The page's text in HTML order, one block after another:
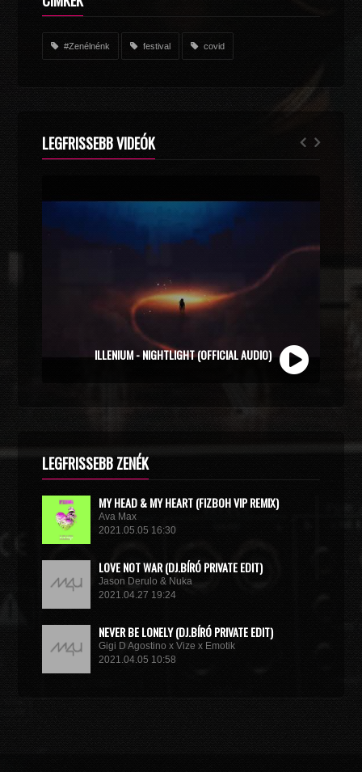
#Zenélnénk festival covid
LEGFRISSEBB VIDEÓK
ILLENIUM - NIGHTLIGHT (OFFICIAL AUDIO)
ZOLI VEKONY X CALIDORA - MINDIG NYÁR (OFFICIAL
MUSIC VIDEO)
LEGFRISSEBB ZENÉK
MY HEAD & MY HEART (FIZBOH VIP REMIX)
Ava Max
2021.05.05 16:30
LOVE NOT WAR (DJ.BÍRÓ PRIVATE EDIT)
Jason Derulo & Nuka
2021.04.27 19:24
NEVER BE LONELY (DJ.BÍRÓ PRIVATE EDIT)
Gigi D Agostino x Vize x Emotik
2021.04.05 10:58
GET IN TROUBLE (SO WHAT) (DJ.BÍRÓ PRIVATE EDIT)